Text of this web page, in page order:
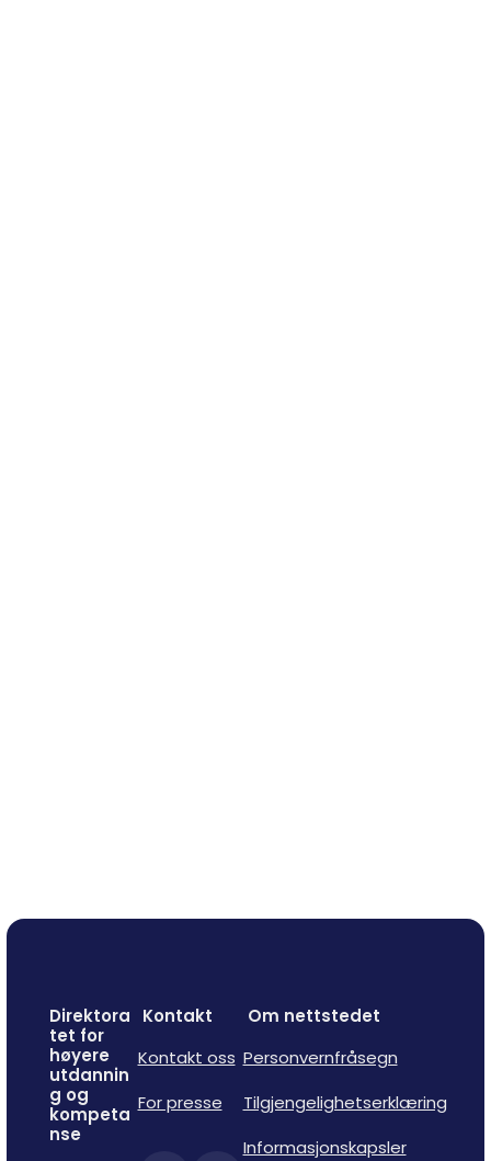
Direktora
tet for
høyere
utdannin
g og
kompeta
nse
Kontakt
Kontakt oss
For presse
Om nettstedet
Personvernfråsegn
Tilgjengelighetserklæring
Informasjonskapsler